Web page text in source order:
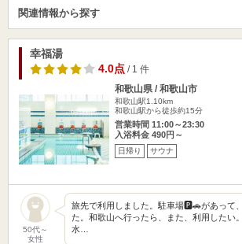
関連情報から探す
幸福湯
4.0点 / 1 件
和歌山県 / 和歌山市
和歌山駅1.10km
和歌山駅から徒歩約15分
営業時間 11:00～23:30
入浴料金 490円～
日帰り サウナ
50代～
女性
旅先で利用しました。駐車場🅿️🚗があって
た。和歌山へ行ったら、また、利用したい
水…